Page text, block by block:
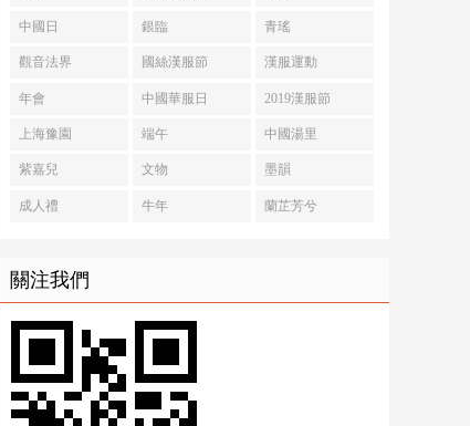
中國日 銀臨 青瑤
觀音法界 國絲漢服節 漢服運動
年會 中國華服日 2019漢服節
上海豫園 端午 中國湯里
紫嘉兒 文物 墨韻
成人禮 牛年 蘭芷芳兮
關注我們